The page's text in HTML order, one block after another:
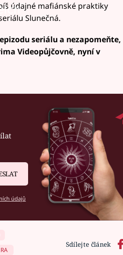
údajné mafiánské praktiky
Slunečná.
seriálu a nezapomeňte,
Videopůjčovně, nyní v
údajů
Sdílejte článek